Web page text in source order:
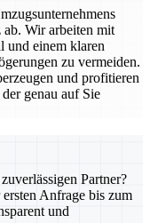
Wir arbeiten mit
und einem klaren
zu vermeiden.
und profitieren
genau auf Sie
Partner?
Anfrage bis zum
und